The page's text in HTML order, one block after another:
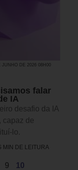
JUNHO DE 2026 08H00
falar
IA
desafio da IA
capaz de
lo.
MIN DE LEITURA
9 10